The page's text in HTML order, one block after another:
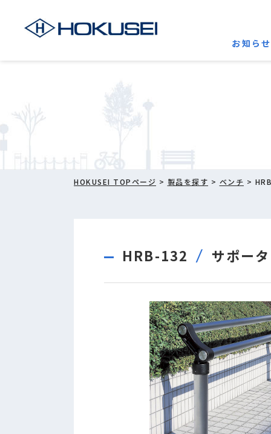
お知らせ
HOKUSEI TOPページ > 製品を探す > ベンチ >
HRB-132 サポー